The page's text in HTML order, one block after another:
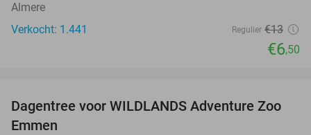
Almere
Verkocht: 1.441
Regulier €13
€6,50
24%
Dagentree voor WILDLANDS Adventure Zoo
Emmen